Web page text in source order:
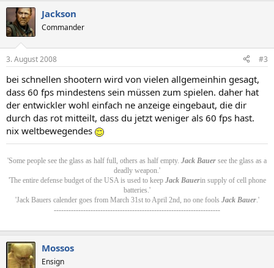
Jackson
Commander
3. August 2008 #3
bei schnellen shootern wird von vielen allgemeinhin gesagt,
dass 60 fps mindestens sein müssen zum spielen. daher hat
der entwickler wohl einfach ne anzeige eingebaut, die dir
durch das rot mitteilt, dass du jetzt weniger als 60 fps hast.
nix weltbewegendes
'Some people see the glass as half full, others as half empty. Jack Bauer see the glass as a
deadly weapon.'
'The entire defense budget of the USA is used to keep Jack Bauerin supply of cell phone
batteries.'
'Jack Bauers calender goes from March 31st to April 2nd, no one fools Jack Bauer.'
--------------------------------------------------------------------
Mossos
Ensign